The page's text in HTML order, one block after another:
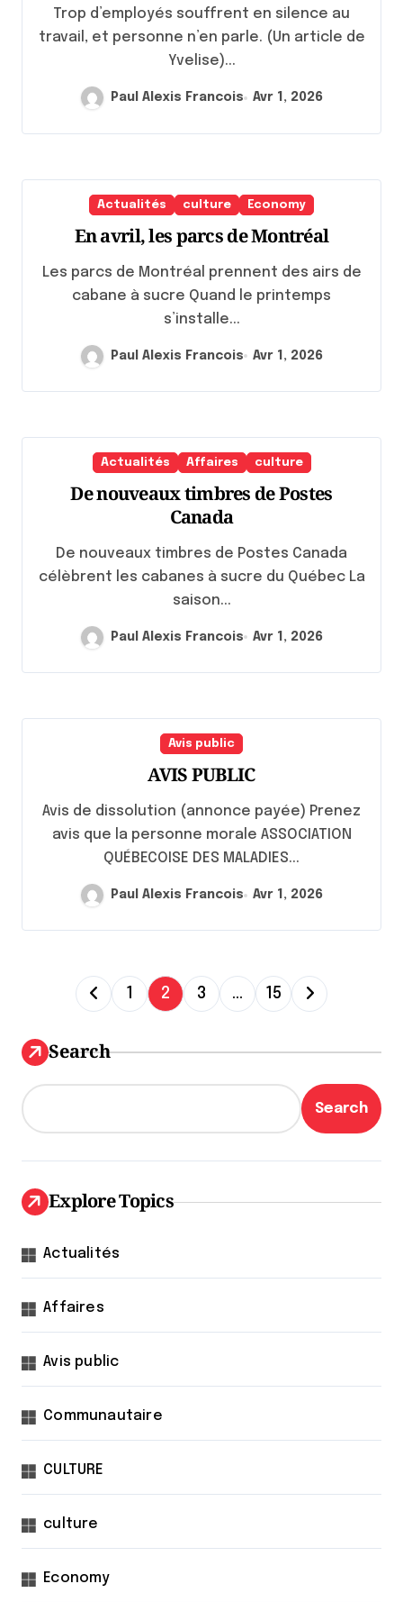
Trop d’employés souffrent en silence au
travail, et personne n’en parle. (Un article de
Yvelise)...
Paul Alexis Francois Avr 1, 2026
Actualités culture Economy
En avril, les parcs de Montréal
Les parcs de Montréal prennent des airs de
cabane à sucre Quand le printemps
s’installe...
Paul Alexis Francois Avr 1, 2026
Actualités Affaires culture
De nouveaux timbres de Postes
Canada
De nouveaux timbres de Postes Canada
célèbrent les cabanes à sucre du Québec La
saison...
Paul Alexis Francois Avr 1, 2026
Avis public
AVIS PUBLIC
Avis de dissolution (annonce payée) Prenez
avis que la personne morale ASSOCIATION
QUÉBECOISE DES MALADIES...
Paul Alexis Francois Avr 1, 2026
P
a
g
i
a
t
i
n
d
e
p
u
b
l
i
c
a
t
2 3 … 15
Search
Search
Explore Topics
Actualités
Affaires
Avis public
Communautaire
CULTURE
culture
Economy